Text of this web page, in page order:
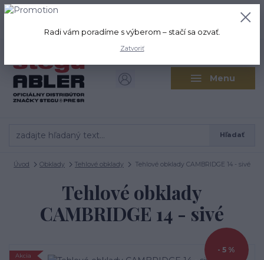
Menu
Hľadať
+421 917 280 411
0,00 EUR
Úvod Obklady Tehlové obklady Tehlové obklady CAMBRIDGE 14 - sivé
Tehlové obklady
CAMBRIDGE 14 - sivé
Akcia
- 5 %
Radi vám poradíme s výberom – stačí sa ozvať.
Zatvoriť